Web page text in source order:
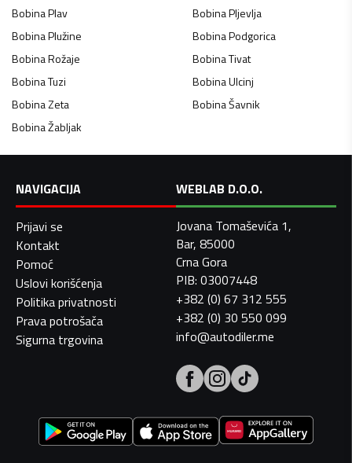
BobinaPlav BobinaPljevlja
BobinaPlužine BobinaPodgorica
BobinaRožaje BobinaTivat
BobinaTuzi BobinaUlcinj
BobinaZeta BobinaŠavnik
BobinaŽabljak
NAVIGACIJA
Prijavi se
Kontakt
Pomoć
Uslovi korišćenja
Politika privatnosti
Prava potrošača
Sigurna trgovina
WEBLAB D.O.O.
Jovana Tomaševića 1,
Bar, 85000
Crna Gora
PIB: 03007448
+382 (0) 67 312 555
+382 (0) 30 550 099
info@autodiler.me